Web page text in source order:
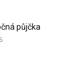
půjčka